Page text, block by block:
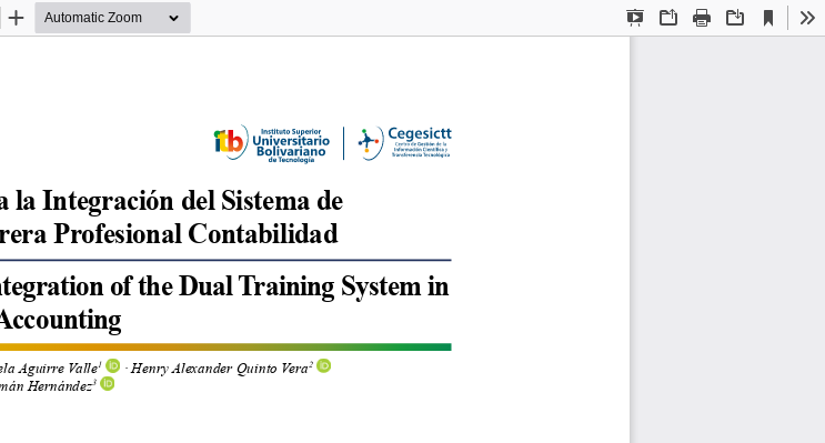
Presentation
OpenPrint Download
Current
View
Zoom
la Integración del Sistema de
Profesional Contabilidad
of the Dual Training System in
Aguirre Valle 1 · Henry Alexander Quinto Vera 2
Hernández3